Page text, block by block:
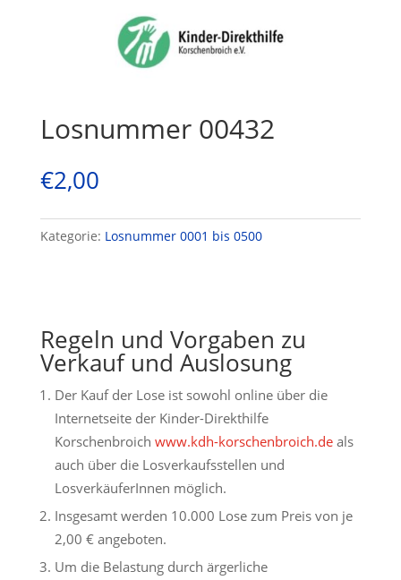
Losnummer 00432
€2,00
Kategorie: Losnummer 0001 bis 0500
Regeln und Vorgaben zu
Verkauf und Auslosung
Der Kauf der Lose ist sowohl online über die
Internetseite der Kinder-Direkthilfe
Korschenbroich www.kdh-korschenbroich.deals
auch über die Losverkaufsstellen und
LosverkäuferInnen möglich.
Insgesamt werden 10.000 Lose zum Preis von je
2,00 € angeboten.
Um die Belastung durch ärgerliche